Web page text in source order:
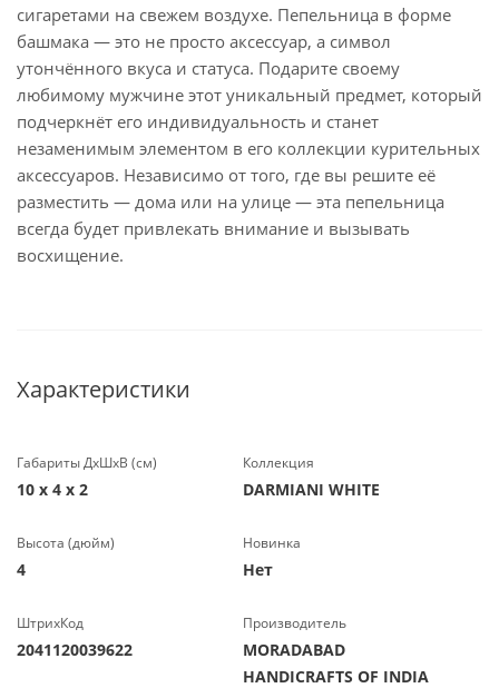
сигаретами на свежем воздухе. Пепельница в форме
башмака — это не просто аксессуар, а символ
утончённого вкуса и статуса. Подарите своему
любимому мужчине этот уникальный предмет, который
подчеркнёт его индивидуальность и станет
незаменимым элементом в его коллекции курительных
аксессуаров. Независимо от того, где вы решите её
разместить — дома или на улице — эта пепельница
всегда будет привлекать внимание и вызывать
восхищение.
Характеристики
Габариты ДхШхВ (см)
10 х 4 х 2
Коллекция
DARMIANI WHITE
Высота (дюйм)
4
Новинка
Нет
ШтрихКод
2041120039622
Производитель
MORADABAD
HANDICRAFTS OF INDIA